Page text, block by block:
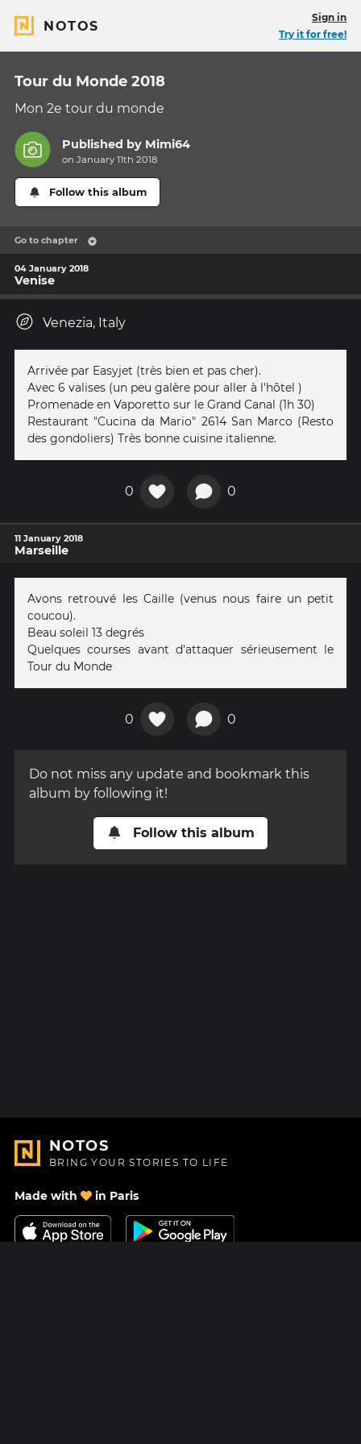
NOTOS
Sign in
Try it for free!
Tour du Monde 2018
Mon 2e tour du monde
Published by Mimi64
on January 11th 2018
Follow this album
Go to chapter
04 January 2018
Venise
Venezia, Italy
Arrivée par Easyjet (très bien et pas cher).
Avec 6 valises (un peu galère pour aller à l'hôtel )
Promenade en Vaporetto sur le Grand Canal (1h 30)
Restaurant "Cucina da Mario" 2614 San Marco (Resto
des gondoliers) Très bonne cuisine italienne.
0 0
11 January 2018
Marseille
Avons retrouvé les Caille (venus nous faire un petit
coucou).
Beau soleil 13 degrés
Quelques courses avant d'attaquer sérieusement le
Tour du Monde
0 0
Do not miss any update and bookmark this
album by following it!
Follow this album
NOTOS
BRING YOUR STORIES TO LIFE
Made with in Paris